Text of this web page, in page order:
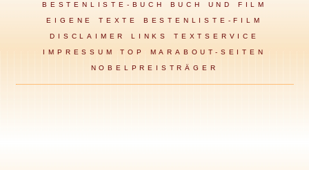
BESTENLISTE-BUCH BUCH UND FILM
EIGENE TEXTE BESTENLISTE-FILM
DISCLAIMER LINKS TEXTSERVICE
IMPRESSUM TOP MARABOUT-SEITEN
NOBELPREISTRÄGER